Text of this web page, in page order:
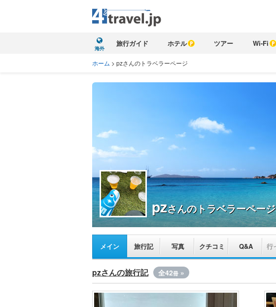
海外
旅行ガイド ホテル ツアー Wi-Fi
ホーム > pzさんのトラベラーページ
pzさんのトラベラーページ
メイン 旅行記 写真 クチコミ Q&A 行
pzさんの旅行記 全42冊 »